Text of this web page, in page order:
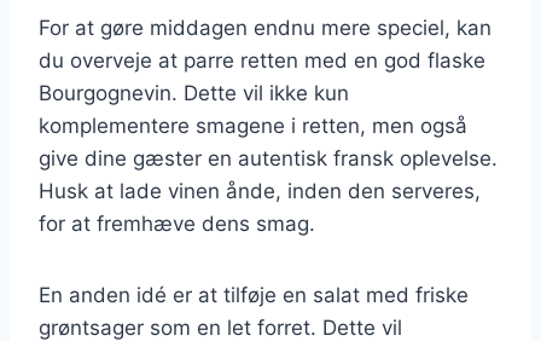
For at gøre middagen endnu mere speciel, kan
du overveje at parre retten med en god flaske
Bourgognevin. Dette vil ikke kun
komplementere smagene i retten, men også
give dine gæster en autentisk fransk oplevelse.
Husk at lade vinen ånde, inden den serveres,
for at fremhæve dens smag.
En anden idé er at tilføje en salat med friske
grøntsager som en let forret. Dette vil